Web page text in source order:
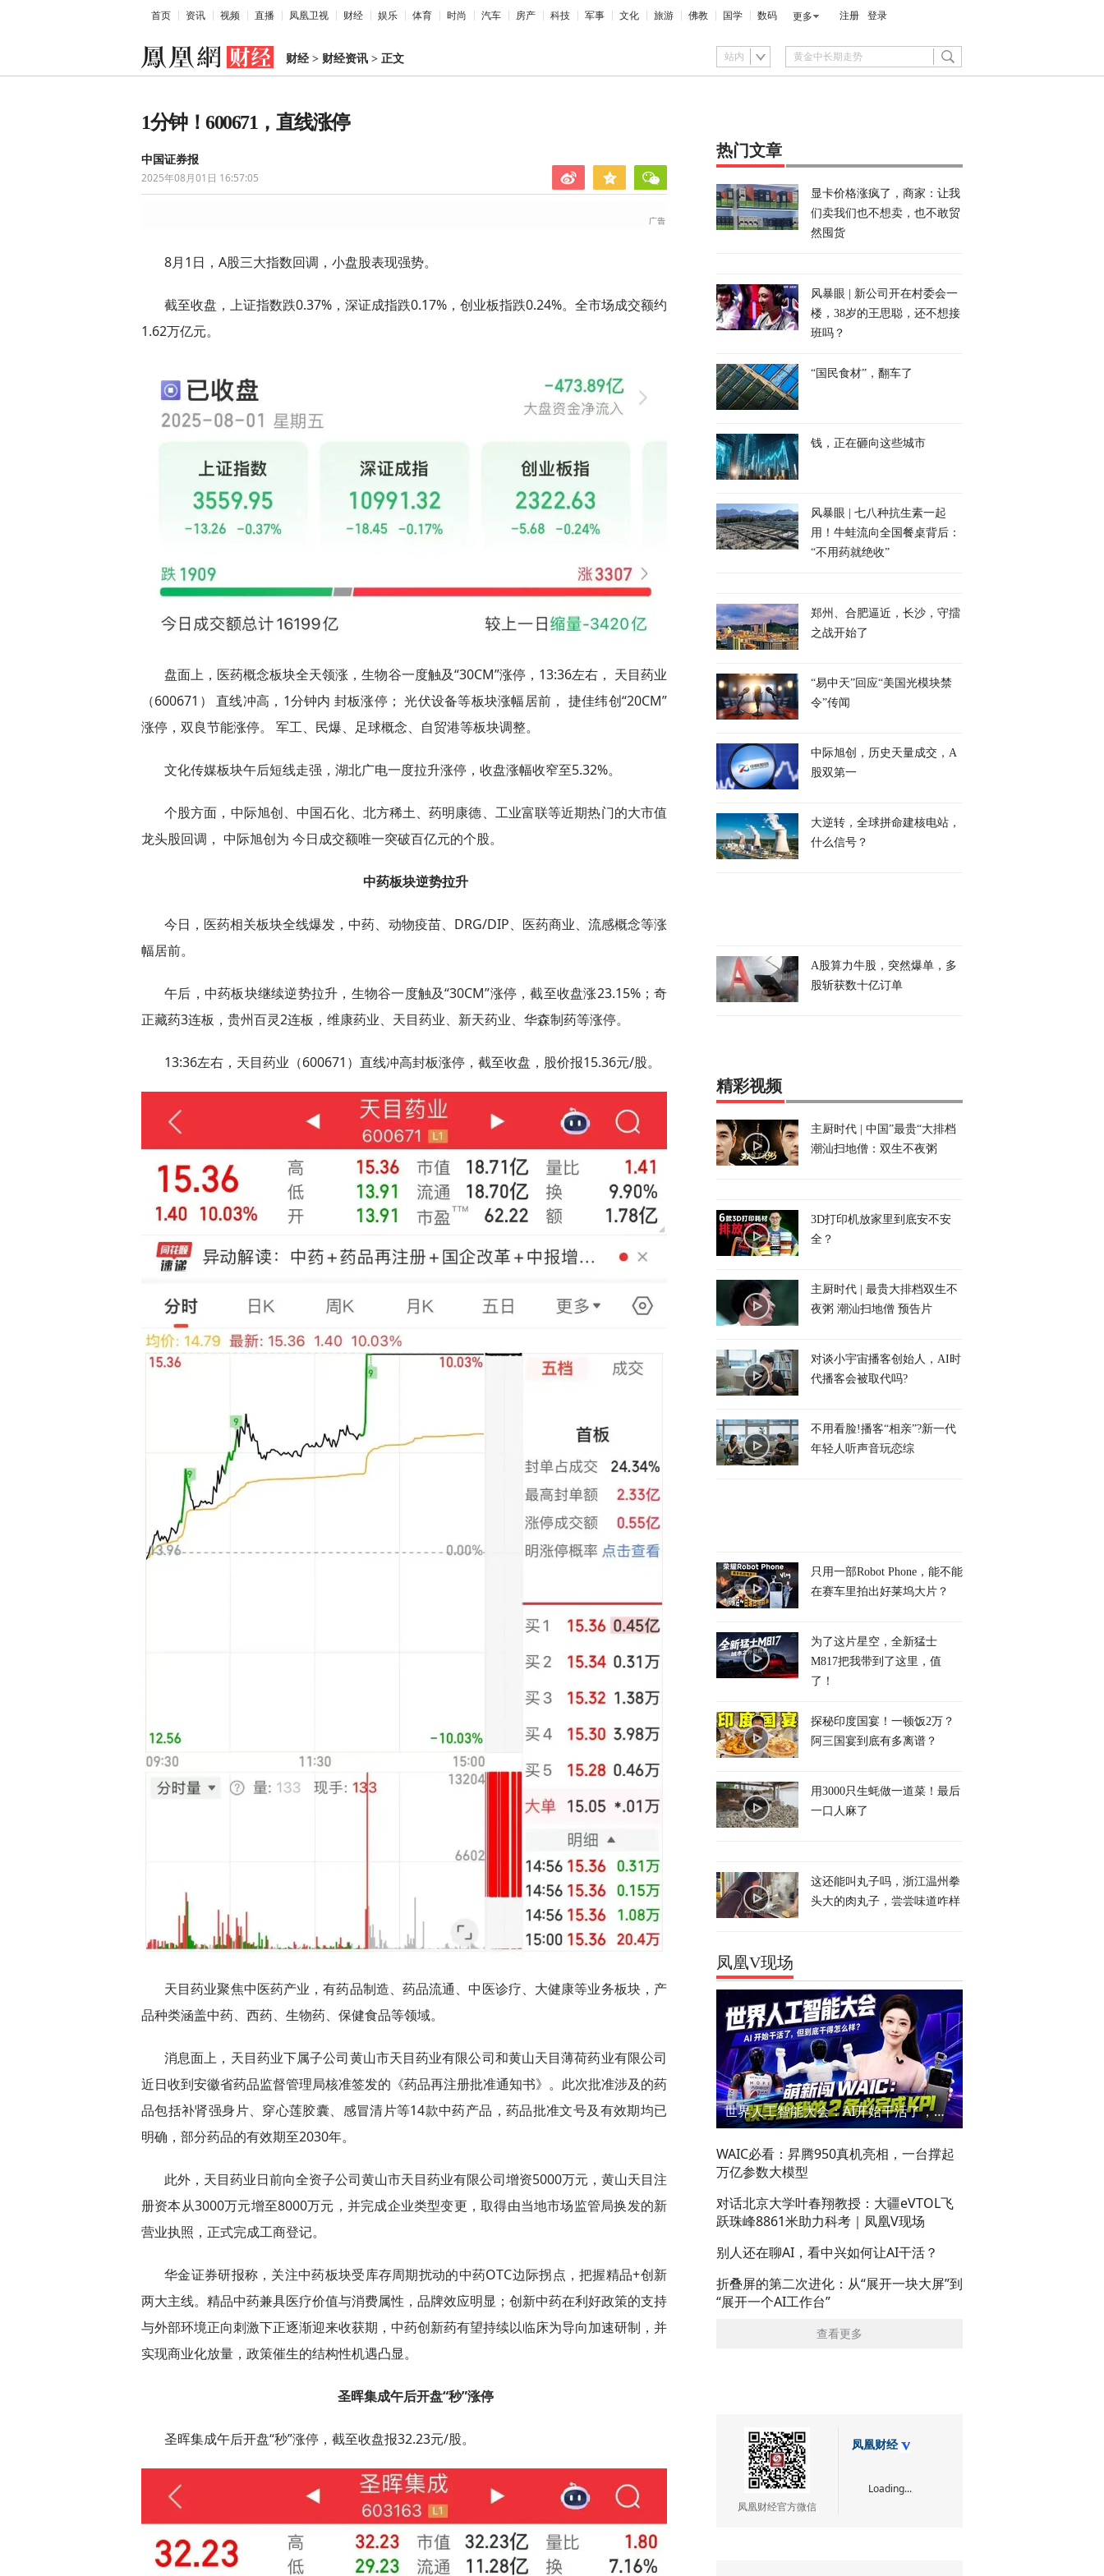
首页 资讯 视频 直播 凤凰卫视 财经 娱乐 体育 时尚 汽车 房产 科技 军事 文化 旅游 佛教 国学 数码 更多 注册 登录
财经> 财经资讯 > 正文 站内
1分钟！600671，直线涨停
中国证券报
2025年08月01日 16:57:05
8月1日，A股三大指数回调，小盘股表现强势。
截至收盘，上证指数跌0.37%，深证成指跌0.17%，创业板指跌0.24%。全市场成交额约
1.62万亿元。
盘面上，医药概念板块全天领涨，生物谷一度触及“30CM”涨停，13:36左右， 天目药业
（600671） 直线冲高，1分钟内 封板涨停； 光伏设备等板块涨幅居前， 捷佳纬创“20CM”
涨停，双良节能涨停。 军工、民爆、足球概念、自贸港等板块调整。
文化传媒板块午后短线走强，湖北广电一度拉升涨停，收盘涨幅收窄至5.32%。
个股方面，中际旭创、中国石化、北方稀土、药明康德、工业富联等近期热门的大市值
龙头股回调， 中际旭创为 今日成交额唯一突破百亿元的个股。
中药板块逆势拉升
今日，医药相关板块全线爆发，中药、动物疫苗、DRG/DIP、医药商业、流感概念等涨
幅居前。
午后，中药板块继续逆势拉升，生物谷一度触及“30CM”涨停，截至收盘涨23.15%；奇
正藏药3连板，贵州百灵2连板，维康药业、天目药业、新天药业、华森制药等涨停。
13:36左右，天目药业（600671）直线冲高封板涨停，截至收盘，股价报15.36元/股。
天目药业聚焦中医药产业，有药品制造、药品流通、中医诊疗、大健康等业务板块，产
品种类涵盖中药、西药、生物药、保健食品等领域。
消息面上，天目药业下属子公司黄山市天目药业有限公司和黄山天目薄荷药业有限公司
近日收到安徽省药品监督管理局核准签发的《药品再注册批准通知书》。此次批准涉及的药
品包括补肾强身片、穿心莲胶囊、感冒清片等14款中药产品，药品批准文号及有效期均已
明确，部分药品的有效期至2030年。
此外，天目药业日前向全资子公司黄山市天目药业有限公司增资5000万元，黄山天目注
册资本从3000万元增至8000万元，并完成企业类型变更，取得由当地市场监管局换发的新
营业执照，正式完成工商登记。
华金证券研报称，关注中药板块受库存周期扰动的中药OTC边际拐点，把握精品+创新
两大主线。精品中药兼具医疗价值与消费属性，品牌效应明显；创新中药在利好政策的支持
与外部环境正向刺激下正逐渐迎来收获期，中药创新药有望持续以临床为导向加速研制，并
实现商业化放量，政策催生的结构性机遇凸显。
圣晖集成午后开盘“秒”涨停
圣晖集成午后开盘“秒”涨停，截至收盘报32.23元/股。
热门文章
显卡价格涨疯了，商家：让我
们卖我们也不想卖，也不敢贸
然囤货
风暴眼 | 新公司开在村委会一
楼，38岁的王思聪，还不想接
班吗？
“国民食材”，翻车了
钱，正在砸向这些城市
风暴眼 | 七八种抗生素一起
用！牛蛙流向全国餐桌背后：
“不用药就绝收”
郑州、合肥逼近，长沙，守擂
之战开始了
“易中天”回应“美国光模块禁
令”传闻
中际旭创，历史天量成交，A
股双第一
大逆转，全球拼命建核电站，
什么信号？
A股算力牛股，突然爆单，多
股斩获数十亿订单
精彩视频
主厨时代 | 中国”最贵“大排档
潮汕扫地僧：双生不夜粥
3D打印机放家里到底安不安
全？
主厨时代 | 最贵大排档双生不
夜粥 潮汕扫地僧 预告片
对谈小宇宙播客创始人，AI时
代播客会被取代吗?
不用看脸!播客“相亲”?新一代
年轻人听声音玩恋综
只用一部Robot Phone，能不能
在赛车里拍出好莱坞大片？
为了这片星空，全新猛士
M817把我带到了这里，值
了！
探秘印度国宴！一顿饭2万？
阿三国宴到底有多离谱？
用3000只生蚝做一道菜！最后
一口人麻了
这还能叫丸子吗，浙江温州拳
头大的肉丸子，尝尝味道咋样
凤凰V现场
世界人工智能大会：AI开始干活了，但到底干的怎么样？萌新闯WAIC
WAIC必看：昇腾950真机亮相，一台撑起
万亿参数大模型
对话北京大学叶春翔教授：大疆eVTOL飞
跃珠峰8861米助力科考｜凤凰V现场
别人还在聊AI，看中兴如何让AI干活？
折叠屏的第二次进化：从“展开一块大屏”到
“展开一个AI工作台”
查看更多
凤凰财经官方微信
凤凰财经
Loading...